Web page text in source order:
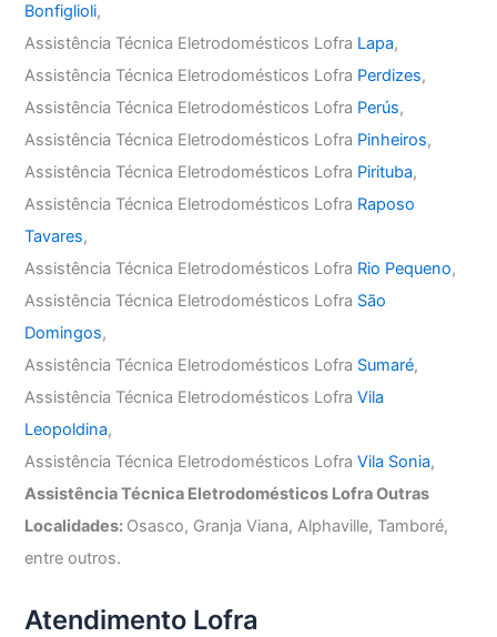
Bonfiglioli,
Assistência Técnica Eletrodomésticos Lofra Lapa,
Assistência Técnica Eletrodomésticos Lofra Perdizes,
Assistência Técnica Eletrodomésticos Lofra Perús,
Assistência Técnica Eletrodomésticos Lofra Pinheiros,
Assistência Técnica Eletrodomésticos Lofra Pirituba,
Assistência Técnica Eletrodomésticos Lofra Raposo
Tavares,
Assistência Técnica Eletrodomésticos Lofra Rio Pequeno,
Assistência Técnica Eletrodomésticos Lofra São
Domingos,
Assistência Técnica Eletrodomésticos Lofra Sumaré,
Assistência Técnica Eletrodomésticos LofraVila
Leopoldina,
Assistência Técnica Eletrodomésticos LofraVila Sonia,
Assistência Técnica Eletrodomésticos Lofra Outras
Localidades: Osasco, Granja Viana, Alphaville, Tamboré,
entre outros.
Atendimento Lofra